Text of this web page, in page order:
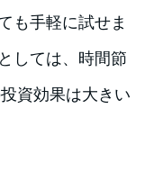
も手軽に試せま
しては、時間節
資効果は大きい